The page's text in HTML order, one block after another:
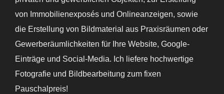
von Immobilienexposés und Onlineanzeigen, sowie
die Erstellung von Bildmaterial aus Praxisräumen oder
Gewerberäumlichkeiten für Ihre Website, Google-
Einträge und Social-Media. Ich liefere hochwertige
Fotografie und Bildbearbeitung zum fixen
Pauschalpreis!